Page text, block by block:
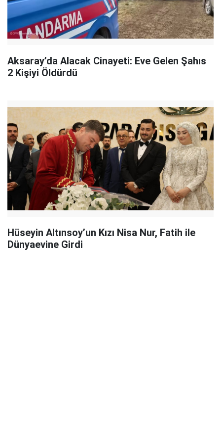
Aksaray’da Alacak Cinayeti: Eve Gelen Şahıs
2 Kişiyi Öldürdü
Hüseyin Altınsoy’un Kızı Nisa Nur, Fatih ile
Dünyaevine Girdi